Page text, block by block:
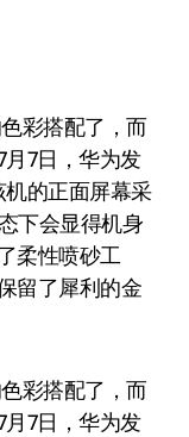
7日，华为发
的正面屏幕采
下会显得机身
柔性喷砂工
留了犀利的金
彩搭配了，而
7日，华为发